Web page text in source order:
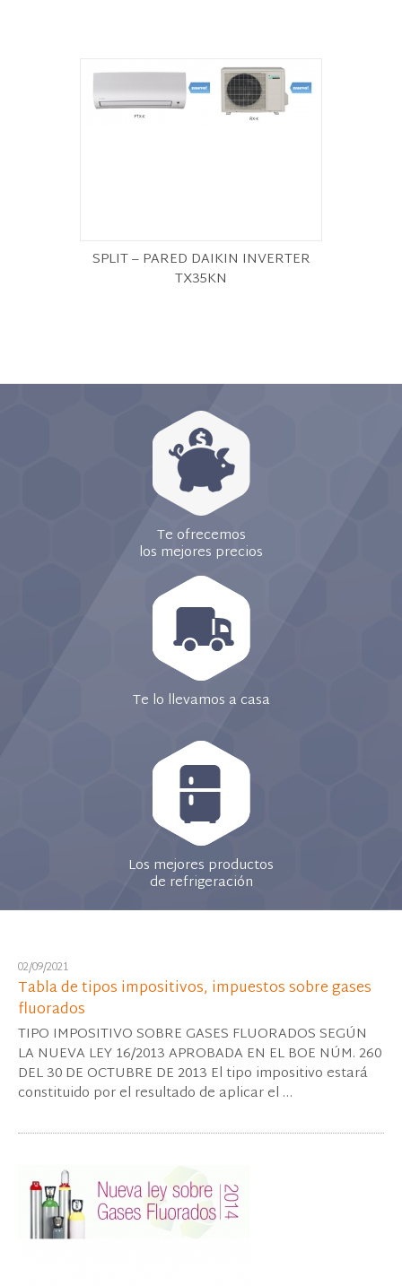
SPLIT – PARED DAIKIN INVERTER
TX35KN
Te ofrecemos
los mejores precios
Te lo llevamos a casa
Los mejores productos
de refrigeración
02/09/2021
Tabla de tipos impositivos, impuestos sobre gases
fluorados
TIPO IMPOSITIVO SOBRE GASES FLUORADOS SEGÚN
LA NUEVA LEY 16/2013 APROBADA EN EL BOE NÚM. 260
DEL 30 DE OCTUBRE DE 2013 El tipo impositivo estará
constituido por el resultado de aplicar el …